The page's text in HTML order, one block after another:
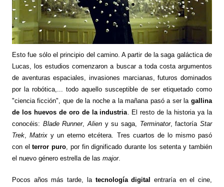
Esto fue sólo el principio del camino. A partir de la saga galáctica de
Lucas, los estudios comenzaron a buscar a toda costa argumentos
de aventuras espaciales, invasiones marcianas, futuros dominados
por la robótica,... todo aquello susceptible de ser etiquetado como
"ciencia ficción", que de la noche a la mañana pasó a ser lagallina
de los huevos de oro de la industria. El resto de la historia ya la
conocéis: Blade Runner,Alien y su saga, Terminator, factoríaStar
Trek,Matrix y un eterno etcétera. Tres cuartos de lo mismo pasó
con elterror puro, por fin dignificado durante los setenta y también
el nuevo género estrella de las major.
Pocos años más tarde, la tecnología digital
entraría en el cine,